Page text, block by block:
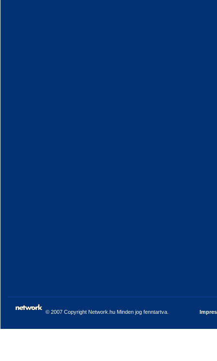
© 2007 Copyright Network.hu Minden jog fenntartva.